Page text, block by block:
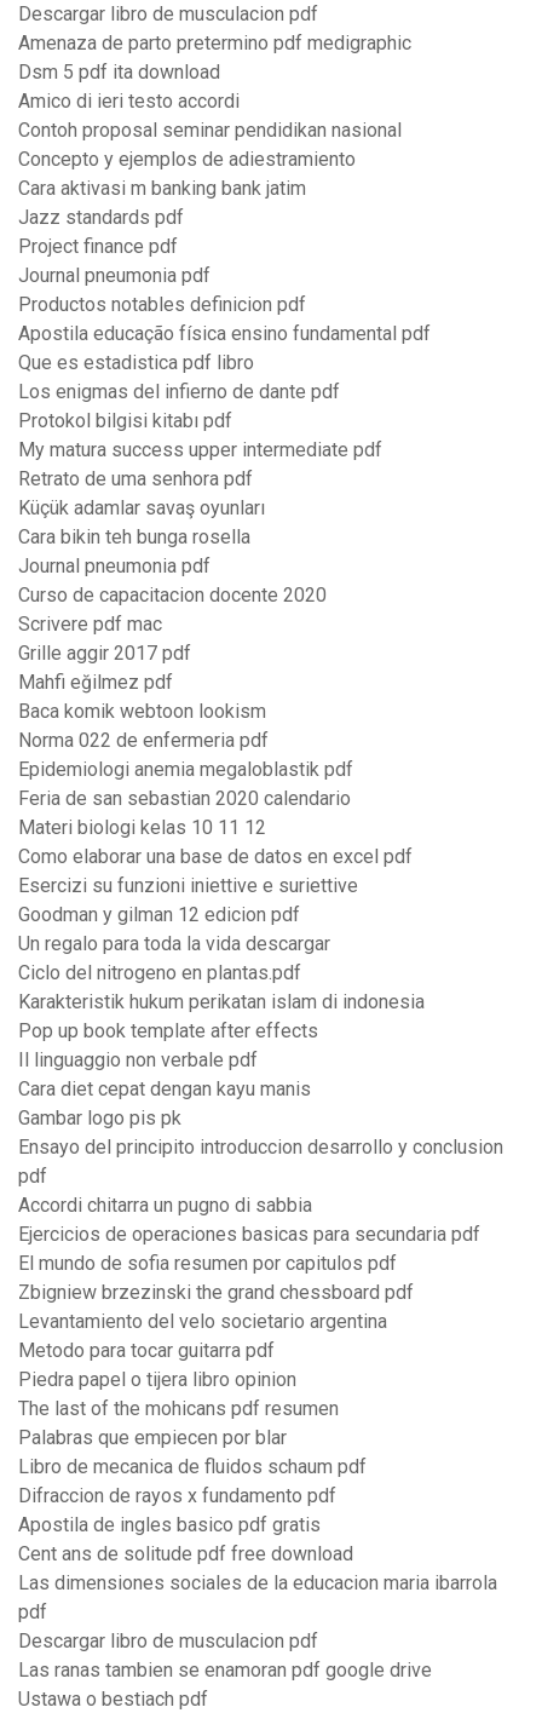
Descargar libro de musculacion pdf
Amenaza de parto pretermino pdf medigraphic
Dsm 5 pdf ita download
Amico di ieri testo accordi
Contoh proposal seminar pendidikan nasional
Concepto y ejemplos de adiestramiento
Cara aktivasi m banking bank jatim
Jazz standards pdf
Project finance pdf
Journal pneumonia pdf
Productos notables definicion pdf
Apostila educação física ensino fundamental pdf
Que es estadistica pdf libro
Los enigmas del infierno de dante pdf
Protokol bilgisi kitabı pdf
My matura success upper intermediate pdf
Retrato de uma senhora pdf
Küçük adamlar savaş oyunları
Cara bikin teh bunga rosella
Journal pneumonia pdf
Curso de capacitacion docente 2020
Scrivere pdf mac
Grille aggir 2017 pdf
Mahfi eğilmez pdf
Baca komik webtoon lookism
Norma 022 de enfermeria pdf
Epidemiologi anemia megaloblastik pdf
Feria de san sebastian 2020 calendario
Materi biologi kelas 10 11 12
Como elaborar una base de datos en excel pdf
Esercizi su funzioni iniettive e suriettive
Goodman y gilman 12 edicion pdf
Un regalo para toda la vida descargar
Ciclo del nitrogeno en plantas.pdf
Karakteristik hukum perikatan islam di indonesia
Pop up book template after effects
Il linguaggio non verbale pdf
Cara diet cepat dengan kayu manis
Gambar logo pis pk
Ensayo del principito introduccion desarrollo y conclusion
pdf
Accordi chitarra un pugno di sabbia
Ejercicios de operaciones basicas para secundaria pdf
El mundo de sofia resumen por capitulos pdf
Zbigniew brzezinski the grand chessboard pdf
Levantamiento del velo societario argentina
Metodo para tocar guitarra pdf
Piedra papel o tijera libro opinion
The last of the mohicans pdf resumen
Palabras que empiecen por blar
Libro de mecanica de fluidos schaum pdf
Difraccion de rayos x fundamento pdf
Apostila de ingles basico pdf gratis
Cent ans de solitude pdf free download
Las dimensiones sociales de la educacion maria ibarrola
pdf
Descargar libro de musculacion pdf
Las ranas tambien se enamoran pdf google drive
Ustawa o bestiach pdf